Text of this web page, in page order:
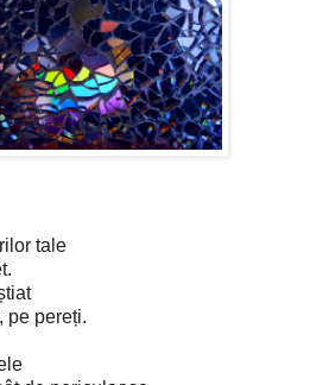
tale
pe pereți.